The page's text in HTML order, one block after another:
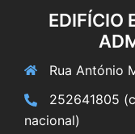
EDIFÍCIO
Rua António
252641805
nacional)